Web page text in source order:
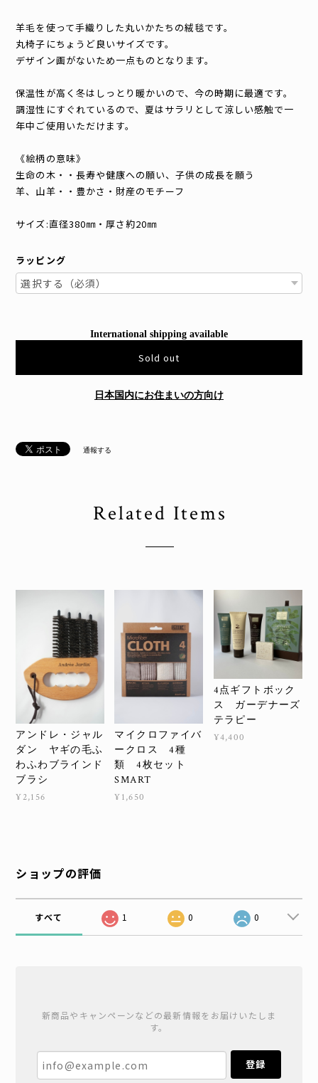
羊毛を使って手織りした丸いかたちの絨毯です。
丸椅子にちょうど良いサイズです。
デザイン画がないため一点ものとなります。
保温性が高く冬はしっとり暖かいので、今の時期に最適です。
調湿性にすぐれているので、夏はサラリとして涼しい感触で一
年中ご使用いただけます。
《絵柄の意味》
生命の木・・長寿や健康への願い、子供の成長を願う
羊、山羊・・豊かさ・財産のモチーフ
サイズ:直径380㎜・厚さ約20㎜
ラッピング
International shipping available
Sold out
日本国内にお住まいの方向け
通報する
Related Items
アンドレ・ジャル
ダン ヤギの毛ふ
わふわブラインド
ブラシ
¥2,156
マイクロファイバ
ークロス 4種
類 4枚セット
SMART
¥1,650
4点ギフトボック
ス ガーデナーズ
テラピー
¥4,400
ショップの評価
すべて 1 0 0
新商品やキャンペーンなどの最新情報をお届けいたしま
す。
登録